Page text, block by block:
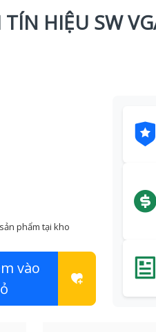
HIỆU SW
sản phẩm tại kho
vào